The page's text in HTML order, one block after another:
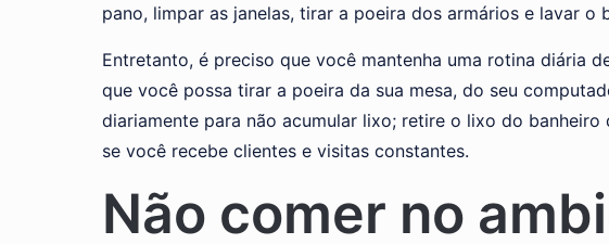
pano, limpar as janelas, tirar a poeira dos armários e lavar o
Entretanto, é preciso que você mantenha uma rotina diária
que você possa tirar a poeira da sua mesa, do seu
diariamente para não acumular lixo; retire o lixo do
se você recebe clientes e visitas constantes.
Não comer no